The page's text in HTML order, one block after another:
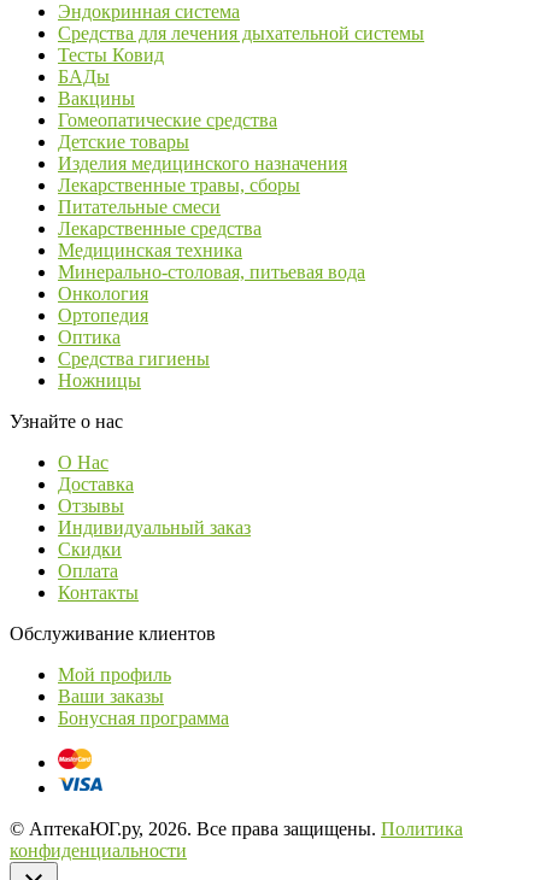
Эндокринная система
Средства для лечения дыхательной системы
Тесты Ковид
БАДы
Вакцины
Гомеопатические средства
Детские товары
Изделия медицинского назначения
Лекарственные травы, сборы
Питательные смеси
Лекарственные средства
Медицинская техника
Минерально-столовая, питьевая вода
Онкология
Ортопедия
Оптика
Средства гигиены
Ножницы
Узнайте о нас
О Нас
Доставка
Отзывы
Индивидуальный заказ
Скидки
Оплата
Контакты
Обслуживание клиентов
Мой профиль
Ваши заказы
Бонусная программа
© АптекаЮГ.ру, 2026. Все права защищены. Политика
конфиденциальности